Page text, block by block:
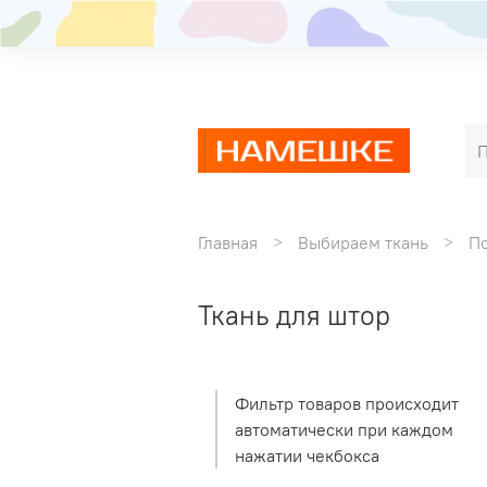
Главная Выбираем ткань
Ткань для штор
Фильтр товаров происходит
автоматически при каждом
нажатии чекбокса